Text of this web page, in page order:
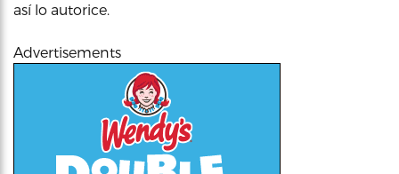
así lo autorice.
Advertisements